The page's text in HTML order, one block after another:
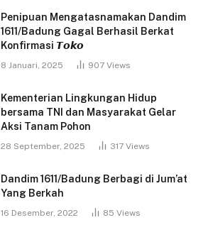
Penipuan Mengatasnamakan Dandim
1611/Badung Gagal Berhasil Berkat
Konfirmasi 𝙏𝙤𝙠𝙤
8 Januari, 2025 907 Views
Kementerian Lingkungan Hidup
bersama TNI dan Masyarakat Gelar
Aksi Tanam Pohon
28 September, 2025 317 Views
Dandim 1611/Badung Berbagi di Jum’at
Yang Berkah
16 Desember, 2022 85 Views